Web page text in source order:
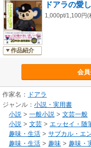
ます。「偉くなった？」「実
所は？」「GMや選手との関
特の筆致で語られていきます。
加えて、これまで明かされな
でも公開。
それだけは終わりません。ド
美術部ではドアラ先輩が登場
アラが出現する事態に！
注……ドアラは生年・出身地と
言っているため、「誕生」で
作品紹介
ドアラの愛
1,000pt/1,100円(
会
作家名： ドアラ
ジャンル： 小説・実用書
小説 > 一般小説 > 文芸一般
小説 > 文芸 > エッセイ・随
趣味・生活 > サブカル・エ
趣味・生活 > 趣味 > 趣味・